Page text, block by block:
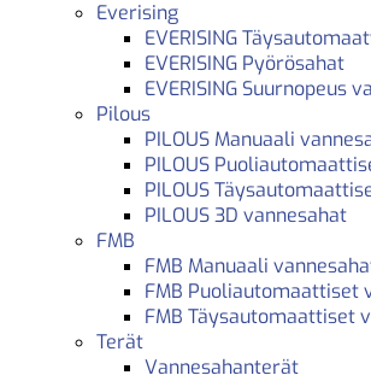
Everising
EVERISING
EVERISING Pyörösahat
EVERISING Suurnopeus
Pilous
PILOUS Manuaali
PILOUS
PILOUS
PILOUS 3D vannesahat
FMB
FMB Manuaali
FMB Puoliautomaattiset
FMB Täysautomaattiset
Terät
Vannesahanterät